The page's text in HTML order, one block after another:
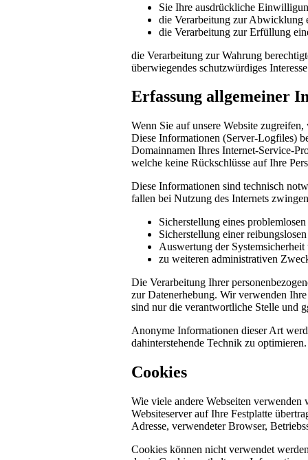
Sie Ihre ausdrückliche
die Verarbeitung zur Abwicklung
die Verarbeitung zur Erfüllung
die Verarbeitung zur Wahrung
überwiegendes schutzwürdiges
Erfassung allgemeiner
Wenn Sie auf unsere Website
Diese Informationen (Server-Logfiles)
Domainnamen Ihres Internet-Service-
welche keine Rückschlüsse auf Ihre
Diese Informationen sind technisch
fallen bei Nutzung des Internets
Sicherstellung eines
Sicherstellung einer
Auswertung der
zu weiteren administrativen
Die Verarbeitung Ihrer
zur Datenerhebung. Wir verwenden
sind nur die verantwortliche Stelle und
Anonyme Informationen dieser Art
dahinterstehende Technik zu optimieren.
Cookies
Wie viele andere Webseiten
Websiteserver auf Ihre Festplatte
Adresse, verwendeter Browser,
Cookies können nicht verwendet